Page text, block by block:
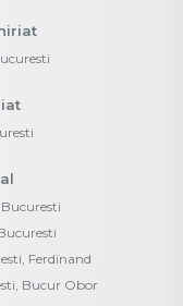
Ferdinand
Bucur Obor